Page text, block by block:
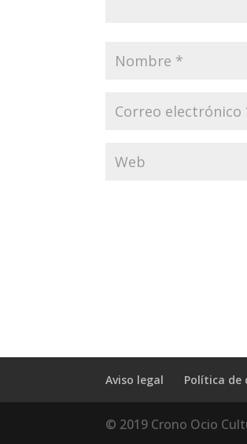
Aviso legal Política de
© 2019 Crono Ocio